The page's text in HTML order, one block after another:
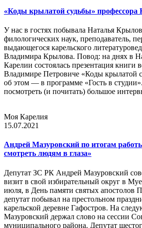
«Коды крылатой судьбы» профессора
У нас в гостях побывала Наталья
филологических наук, преподаватель,
выдающегося карельского
Владимира Крылова. Повод: на днях в
Карелии состоялась презентация книги
Владимире Петровиче «Коды крылатой
об этом — в программе «Гость в
посмотреть (и почитать) большое
Моя Карелия
15.07.2021
Андрей Мазуровский по итогам
смотреть людям в глаза»
Депутат ЗС РК Андрей Мазуровский
визит в свой избирательный округ в
июля, в День памяти святых апостолов
депутат побывал на престольном
карельской деревне Гафостров. На
Мазуровский держал слово на сессии
муниципального района. Депутат